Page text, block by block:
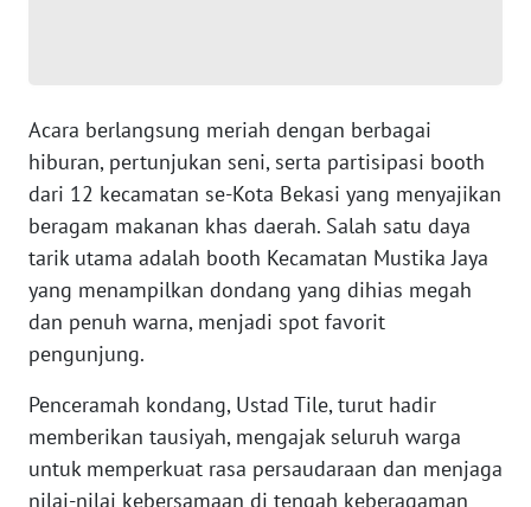
Acara berlangsung meriah dengan berbagai
hiburan, pertunjukan seni, serta partisipasi booth
dari 12 kecamatan se-Kota Bekasi yang menyajikan
beragam makanan khas daerah. Salah satu daya
tarik utama adalah booth Kecamatan Mustika Jaya
yang menampilkan dondang yang dihias megah
dan penuh warna, menjadi spot favorit
pengunjung.
Penceramah kondang, Ustad Tile, turut hadir
memberikan tausiyah, mengajak seluruh warga
untuk memperkuat rasa persaudaraan dan menjaga
nilai-nilai kebersamaan di tengah keberagaman
WN
PAPUA
WN
PAPUA
BARAT
WN
RIAU
SERAMBI